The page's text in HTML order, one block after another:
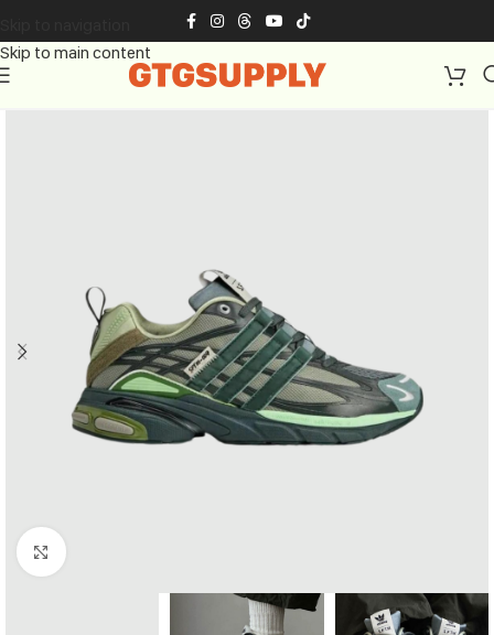
Skip to main content
Click to enlarge